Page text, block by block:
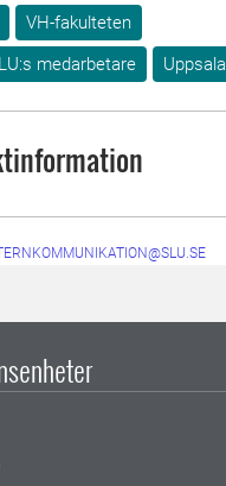
VH-fakulteten
medarbetare
Uppsala